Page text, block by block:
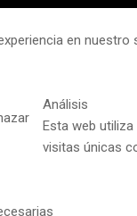
en
Análisis
Esta web
visitas únicas